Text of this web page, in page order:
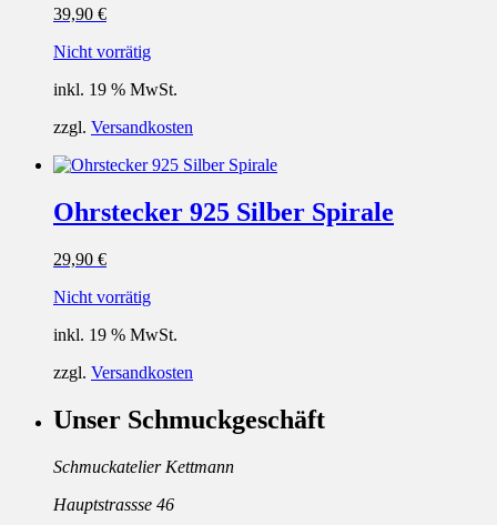
39,90 €
Nicht vorrätig
inkl. 19 % MwSt.
zzgl. Versandkosten
Ohrstecker 925 Silber Spirale
29,90 €
Nicht vorrätig
inkl. 19 % MwSt.
zzgl. Versandkosten
Unser Schmuckgeschäft
Schmuckatelier Kettmann
Hauptstrassse 46